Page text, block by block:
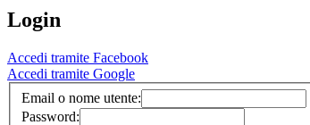
Login
Accedi tramite Facebook
Accedi tramite Google
Email o nome utente:
Password: